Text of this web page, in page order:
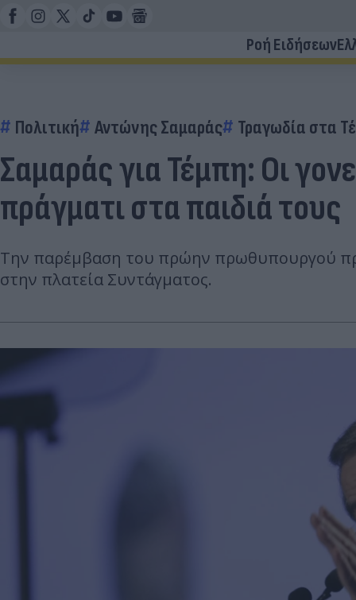
Ροή Ειδήσεων
Πολιτική Αντώνης Σαμαράς Τραγωδία στα
Σαμαράς για Τέμπη: Οι
πράγματι στα παιδιά τους
Την παρέμβαση του πρώην πρωθυπουργού
στην πλατεία Συντάγματος.